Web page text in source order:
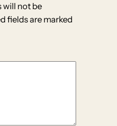
will not be
fields are marked